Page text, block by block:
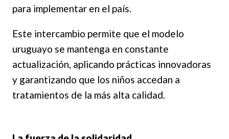
para implementar en el país.
Este intercambio permite que el modelo
uruguayo se mantenga en constante
actualización, aplicando prácticas innovadoras
y garantizando que los niños accedan a
tratamientos de la más alta calidad.